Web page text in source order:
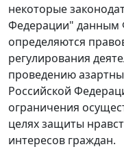
некоторые
Федерации" данным
определяются
регулирования
проведению
Российской
ограничения
целях защиты
интересов граждан.